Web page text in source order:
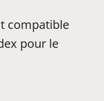
compatible
pour le